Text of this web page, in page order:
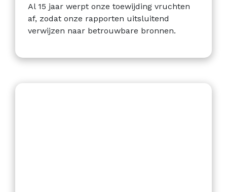
Al 15 jaar werpt onze toewijding vruchten
af, zodat onze rapporten uitsluitend
verwijzen naar betrouwbare bronnen.